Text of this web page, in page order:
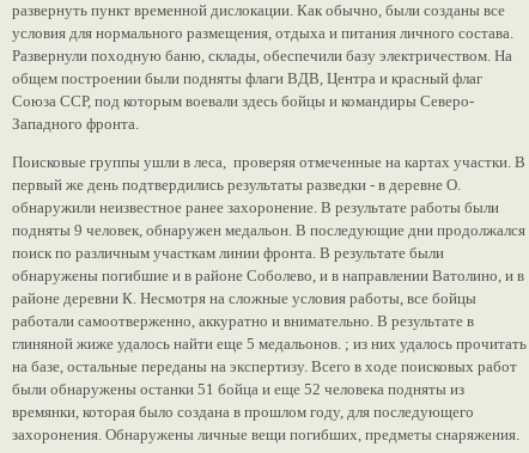
развернуть пункт временной дислокации. Как обычно, были созданы все
условия для нормального размещения, отдыха и питания личного состава.
Развернули походную баню, склады, обеспечили базу электричеством. На
общем построении были подняты флаги ВДВ, Центра и красный флаг
Союза ССР, под которым воевали здесь бойцы и командиры Северо-
Западного фронта.
Поисковые группы ушли в леса, проверяя отмеченные на картах участки. В
первый же день подтвердились результаты разведки - в деревне О.
обнаружили неизвестное ранее захоронение. В результате работы были
подняты 9 человек, обнаружен медальон. В последующие дни продолжался
поиск по различным участкам линии фронта. В результате были
обнаружены погибшие и в районе Соболево, и в направлении Ватолино, и в
районе деревни К. Несмотря на сложные условия работы, все бойцы
работали самоотверженно, аккуратно и внимательно. В результате в
глиняной жиже удалось найти еще 5 медальонов. ; из них удалось прочитать
на базе, остальные переданы на экспертизу. Всего в ходе поисковых работ
были обнаружены останки 51 бойца и еще 52 человека подняты из
времянки, которая было создана в прошлом году, для последующего
захоронения. Обнаружены личные вещи погибших, предметы снаряжения.